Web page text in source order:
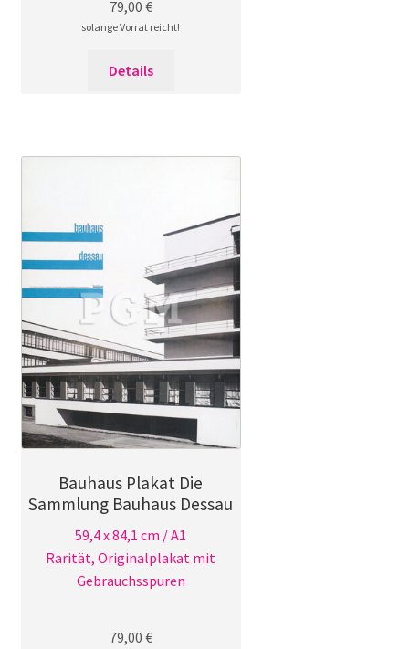
79,00 €
solange Vorrat reicht!
Details
Bauhaus Plakat Die
Sammlung Bauhaus Dessau
59,4 x 84,1 cm / A1
Rarität, Originalplakat mit
Gebrauchsspuren
79,00 €